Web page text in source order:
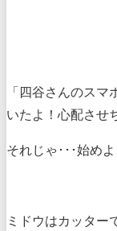
「四谷さんのス
いたよ！心配させ
それじゃ･･･始めよ
ミドウはカッター